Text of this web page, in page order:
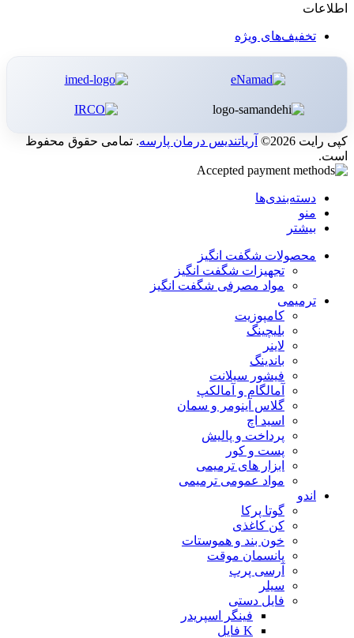
اطلاعات
تخفیف‌های ویژه
کپی رایت 2026© آریاتندیس درمان پارسه. تمامی حقوق محفوظ
است.
دسته‌بندی‌ها
منو
بیشتر
محصولات شگفت انگیز
تجهیزات شگفت انگیز
مواد مصرفی شگفت انگیز
ترمیمی
کامپوزیت
بلیچینگ
لاینر
باندینگ
فیشور سیلانت
آمالگام و آمالکپ
گلاس آینومر و سمان
اسید اچ
پرداخت و پالیش
پست و کور
ابزار های ترمیمی
مواد عمومی ترمیمی
اندو
گوتا پرکا
کن کاغذی
خون بند و هموستات
پانسمان موقت
آرسی پرپ
سیلر
فایل دستی
فینگر اسپریدر
K فایل